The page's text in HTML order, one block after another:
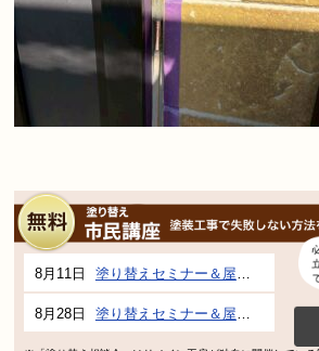
8月11日 塗り替えセミナー＆屋根、外壁の塗り替え市民講座 inぎふメディアコスモス
8月28日 塗り替えセミナー＆屋根、外壁の塗り替え市民講座 inぎふメディアコスモス